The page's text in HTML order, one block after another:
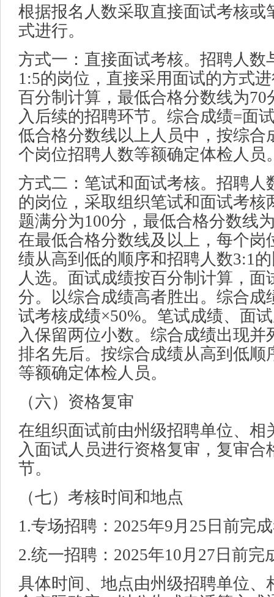
根据报名人数采取直接面试考核或
式进行。
方式一：直接面试考核。招聘人数
1:5的岗位，直接采用面试的方式
百分制计算，最低合格分数线为70
入后续的招聘环节。综合成绩=面
低合格分数线以上人员中，按综合
个岗位招聘人数等额确定体检人员
方式二：笔试和面试考核。招聘人
的岗位，采取组织笔试和面试考核
题满分为100分，最低合格分数线
在最低合格分数线及以上，每个岗
绩从高到低的顺序和招聘人数3:1
人选。面试成绩按百分制计算，面
分。以综合成绩高者胜出。综合成
试考核成绩×50%。笔试成绩、面
入保留两位小数。综合成绩出现
排名先后。按综合成绩从高到低顺
等额确定体检人员。
（六）资格复审
在组织面试前由州级招聘单位、相
入面试人员进行资格复审，复审合
节。
（七）考核时间和地点
1.专场招聘：2025年9月25日前完
2.统一招聘：2025年10月27日前完
具体时间、地点由州级招聘单位、